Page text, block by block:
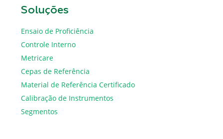
Soluções
Ensaio de Proficiência
Controle Interno
Metricare
Cepas de Referência
Material de Referência Certificado
Calibração de Instrumentos
Segmentos